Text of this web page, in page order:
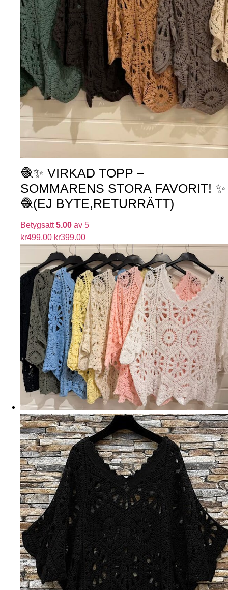
🧶✨ VIRKAD TOPP –
SOMMARENS STORA FAVORIT! ✨
🧶(EJ BYTE,RETURRÄTT)
Betygsatt5.00 av 5
kr499.00 kr399.00